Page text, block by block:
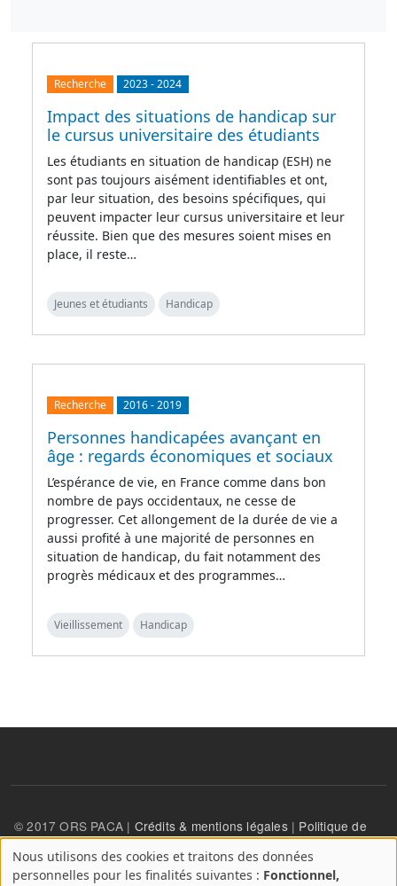
Recherche 2023-2024
Impact des situations de handicap sur
le cursus universitaire des étudiants
Les étudiants en situation de handicap (ESH) ne
sont pas toujours aisément identifiables et ont,
par leur situation, des besoins spécifiques, qui
peuvent impacter leur cursus universitaire et leur
réussite. Bien que des mesures soient mises en
place, il reste…
Jeunes et étudiants Handicap
Recherche 2016-2019
Personnes handicapées avançant en
âge : regards économiques et sociaux
L’espérance de vie, en France comme dans bon
nombre de pays occidentaux, ne cesse de
progresser. Cet allongement de la durée de vie a
aussi profité à une majorité de personnes en
situation de handicap, du fait notamment des
progrès médicaux et des programmes…
Vieillissement Handicap
© 2017 ORS PACA | Crédits & mentions légales| Politique de
confidentialité
A
Nous utilisons des cookies et traitons des données
personnelles pour les finalités suivantes : Fonctionnel,